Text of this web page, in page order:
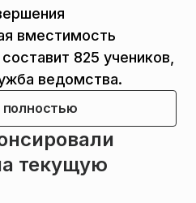
вместимость
825 учеников,
ведомства.
полностью
текущую